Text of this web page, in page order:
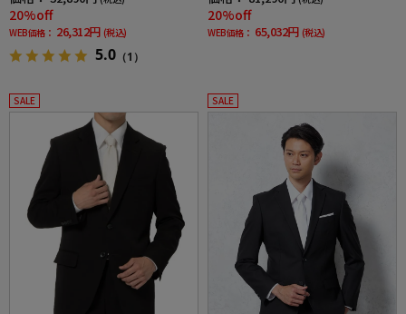
20%off
WEB価格： 26,312円 (税込)
5.0 （1）
20%off
WEB価格： 65,032円 (税込)
SALE SALE